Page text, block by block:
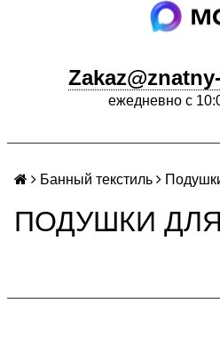
ежедневно с
Банный текстиль
ПОДУШКИ